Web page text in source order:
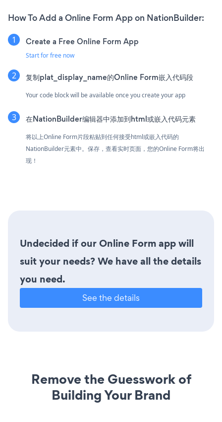
How To Add a Online Form App on NationBuilder:
Create a Free Online Form App
Start for free now
复制plat_display_name的Online Form嵌入代码段
Your code block will be available once you create your app
在NationBuilder编辑器中添加到html或嵌入代码元素
将以上Online Form片段粘贴到任何接受html或嵌入代码的
NationBuilder元素中。保存，查看实时页面，您的Online Form将出
现！
Undecided if our Online Form app will
suit your needs? We have all the details
you need.
See the details
Remove the Guesswork of
Building Your Brand